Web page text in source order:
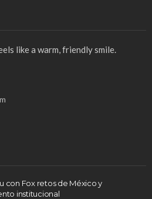
like a warm, friendly smile.
con Fox retos de México y
institucional